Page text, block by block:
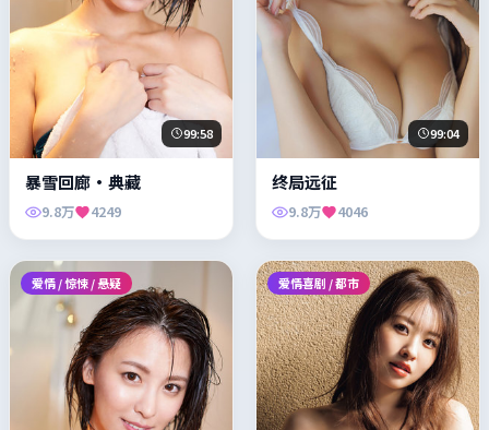
99:58
暴雪回廊·典藏
9.8万 4249
99:04
终局远征
9.8万 4046
爱情 / 惊悚 / 悬疑 爱情喜剧 / 都市